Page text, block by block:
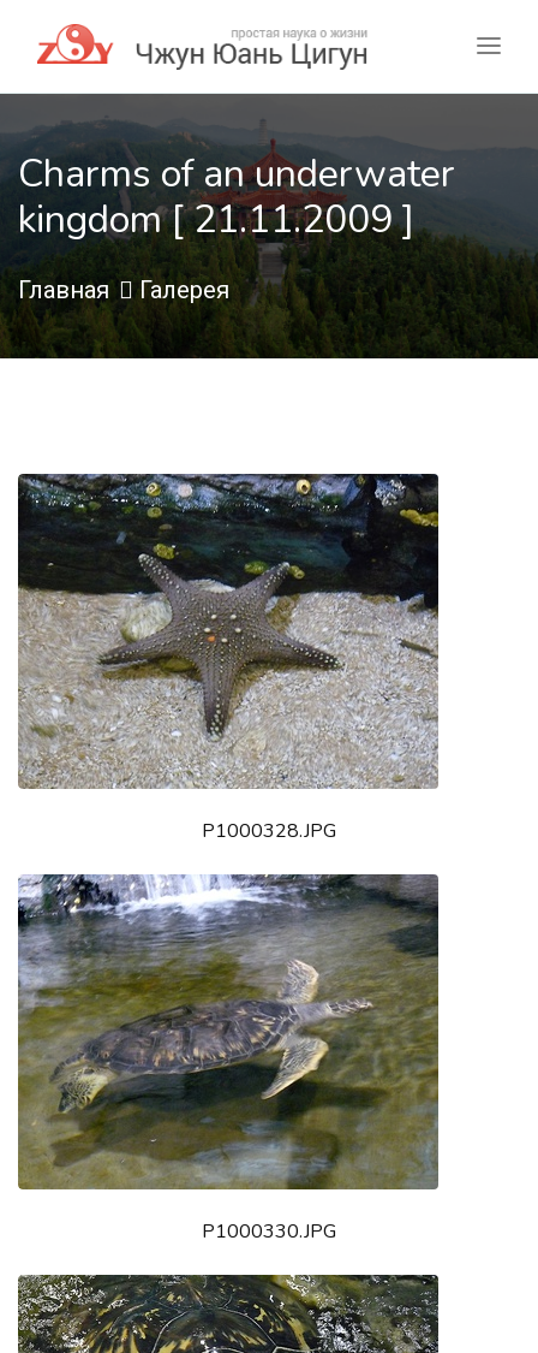
Charms of an underwater
kingdom [ 21.11.2009 ]
Главная Галерея
P1000328.JPG
P1000330.JPG